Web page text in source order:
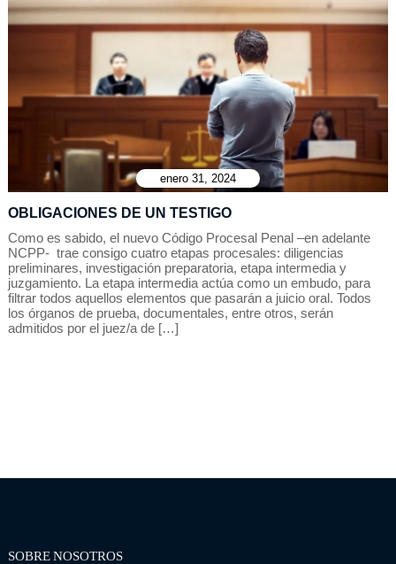
enero 31, 2024
OBLIGACIONES DE UN TESTIGO
Como es sabido, el nuevo Código Procesal Penal –en adelante
NCPP- trae consigo cuatro etapas procesales: diligencias
preliminares, investigación preparatoria, etapa intermedia y
juzgamiento. La etapa intermedia actúa como un embudo, para
filtrar todos aquellos elementos que pasarán a juicio oral. Todos
los órganos de prueba, documentales, entre otros, serán
admitidos por el juez/a de […]
SOBRE NOSOTROS